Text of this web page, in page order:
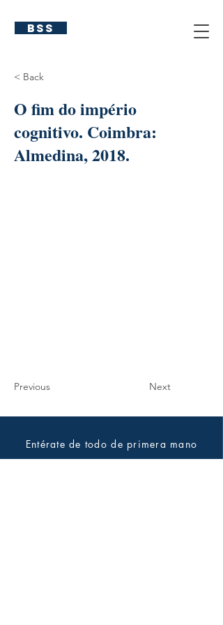
BSS
< Back
O fim do império
cognitivo. Coimbra:
Almedina, 2018.
Previous Next
Entérate de todo de primera mano